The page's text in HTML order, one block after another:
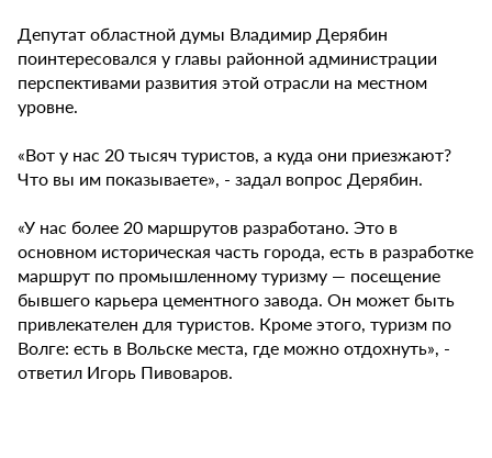
Депутат областной думы Владимир Дерябин
поинтересовался у главы районной администрации
перспективами развития этой отрасли на местном
уровне.
«Вот у нас 20 тысяч туристов, а куда они приезжают?
Что вы им показываете», - задал вопрос Дерябин.
«У нас более 20 маршрутов разработано. Это в
основном историческая часть города, есть в разработке
маршрут по промышленному туризму — посещение
бывшего карьера цементного завода. Он может быть
привлекателен для туристов. Кроме этого, туризм по
Волге: есть в Вольске места, где можно отдохнуть», -
ответил Игорь Пивоваров.